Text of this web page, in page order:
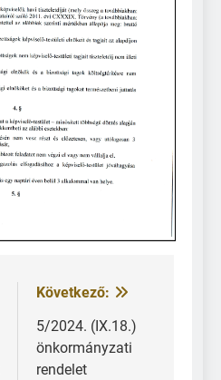
Következő:
5/2024. (IX.18.)
önkormányzati
rendelet